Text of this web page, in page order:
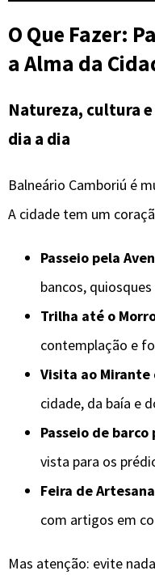
O Que Fazer:
a Alma da
Natureza, cultura
dia a dia
Balneário Camboriú é
A cidade tem um
Passeio pela
bancos,
Trilha até o
contemplação e
Visita ao Mirante
cidade, da baía e
Passeio de
vista para os
Feira de
com artigos em
Mas atenção: evite